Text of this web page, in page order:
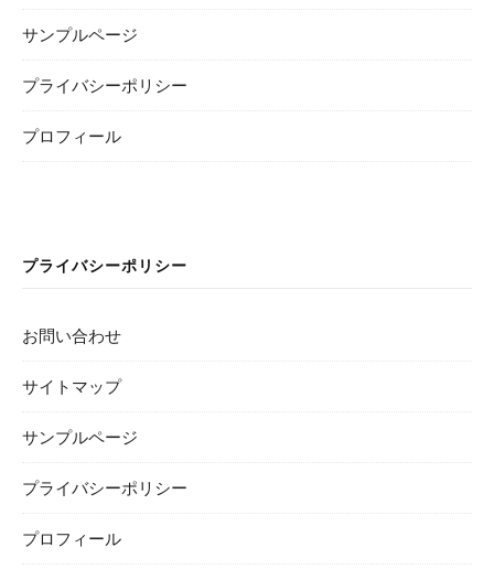
サンプルページ
プライバシーポリシー
プロフィール
プライバシーポリシー
お問い合わせ
サイトマップ
サンプルページ
プライバシーポリシー
プロフィール